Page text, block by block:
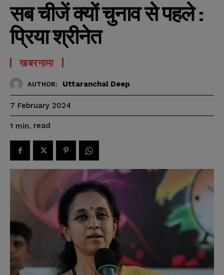
सब चीजें क्यों चुनाव से पहले :
प्रिया श्रीनेत
खबरनामा
AUTHOR: Uttaranchal Deep
7 February 2024
1 min. read